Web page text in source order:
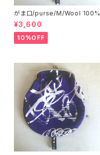
がま口/purse/M/Wool 100%
¥3,600
10%OFF